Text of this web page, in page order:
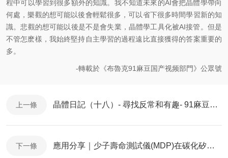
程中可以學習到很多額外的知識。我不知道未來的AI會把晶體學帶向
何處，樂觀的想可能以後會輕鬆很多，可以省下很多時間學習新的知
識。悲觀的想可能以後是不是會失業，晶體學工具化被AI接管。但是
不管怎麽樣，我始終堅持自主學習的過程遠比直接獲得的答案重要的
多。
-轉載於《布魯克91麻豆国产视频部門》公眾號
上一條 晶體日記（十八）- 尋找反常和有趣- 91麻豆国产视频衍射XRD
下一條 應用分享｜少子壽命測試儀(MDP)在碳化矽材料質量評估中的應用